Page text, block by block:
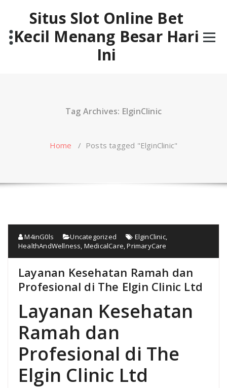
Situs Slot Online Bet
Kecil Menang Besar Hari
Ini
Tag Archives: ElginClinic
Home / Posts tagged "ElginClinic"
M4inG0ls Uncategorized ElginClinic,
HealthAndWellness MedicalCare ,PrimaryCare
Layanan Kesehatan Ramah dan
Profesional di The Elgin Clinic Ltd
Layanan Kesehatan
Ramah dan
Profesional di The
Elgin Clinic Ltd